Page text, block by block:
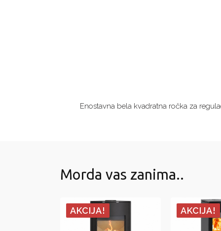
Enostavna bela kvadratna ročka za
Morda vas zanima..
AKCIJA! AKCIJA!